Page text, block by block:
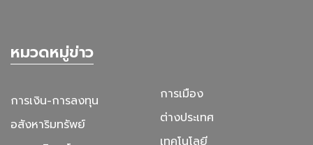
หมวดหมู่ข่าว
การเงิน-การลงทุน
อสังหาริมทรัพย์
การเมือง
ต่างประเทศ
เทคโนโลยี